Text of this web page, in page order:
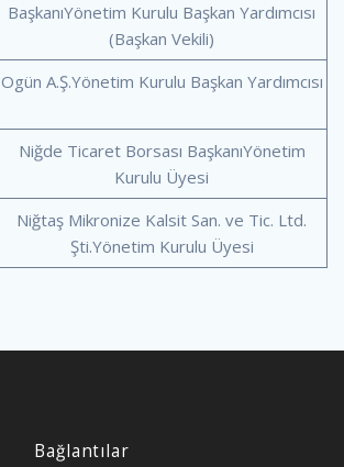
BaşkanıYönetim Kurulu Başkan Yardımcısı
(Başkan Vekili)
Ogün A.Ş.Yönetim Kurulu Başkan Yardımcısı
Niğde Ticaret Borsası BaşkanıYönetim
Kurulu Üyesi
Niğtaş Mikronize Kalsit San. ve Tic. Ltd.
Şti.Yönetim Kurulu Üyesi
Bağlantılar